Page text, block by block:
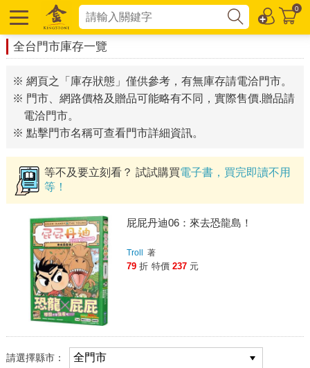
0
全台門市庫存一覽
※ 網頁之「庫存狀態」僅供參考，有無庫存請電洽門市。
※ 門市、網路價格及贈品可能略有不同，實際售價.贈品請
電洽門市。
※ 點擊門市名稱可查看門市詳細資訊。
等不及要立刻看？ 試試購買電子書，買完即讀不用
等！
屁屁丹迪06：來去恐龍島！
Troll 著
79 折 特價 237 元
請選擇縣市：